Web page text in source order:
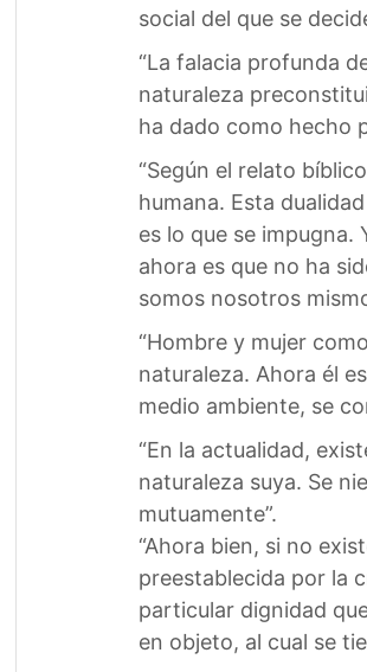
social del que se
“La falacia profunda
naturaleza
ha dado como hecho
“Según el relato
humana. Esta
es lo que se impugna.
ahora es que no ha
somos nosotros
“Hombre y mujer
naturaleza. Ahora él
medio ambiente, se
“En la actualidad,
naturaleza suya. Se
mutuamente”.
“Ahora bien, si no
preestablecida por la
particular dignidad
en objeto, al cual se